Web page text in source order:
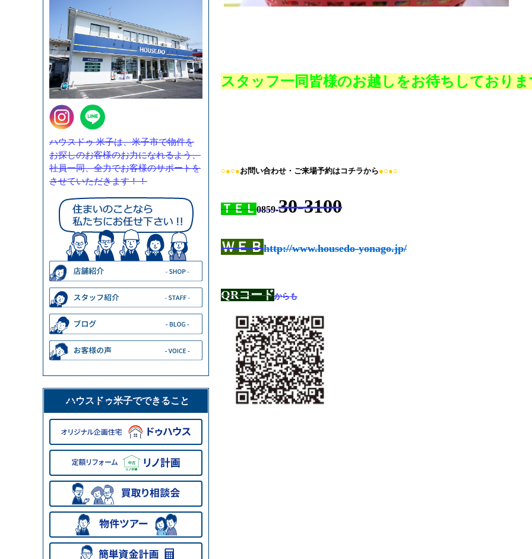
スタッフ一同皆様のお越しをお待ちしており
○●○●お問い合わせ・ご来場予約はコチラから●○●○
ＴＥＬ0859-30-3100
ＷＥＢhttp://www.housedo-yonago.jp/
QRコードからも
ハウスドゥ 米子は、米子市で物件を
お探しのお客様のお力になれるよう、
社員一同、全力でお客様のサポートを
させていただきます！！
ハウスドゥ米子でできること